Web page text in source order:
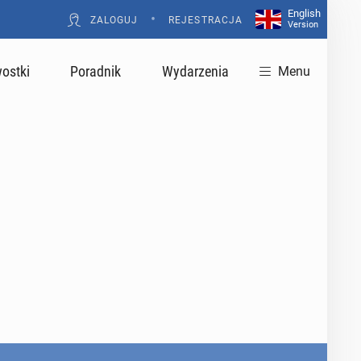
ZALOGUJ • REJESTRACJA
English
Version
Poradnik Wydarzenia Menu